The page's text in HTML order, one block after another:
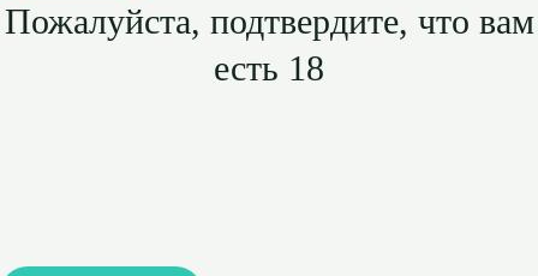
Пожалуйста, подтвердите, что вам
есть 18